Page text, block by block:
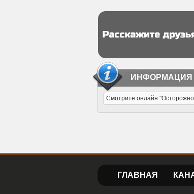
ИНФОРМАЦИЯ
Смотрите онлайн
ГЛАВНАЯ